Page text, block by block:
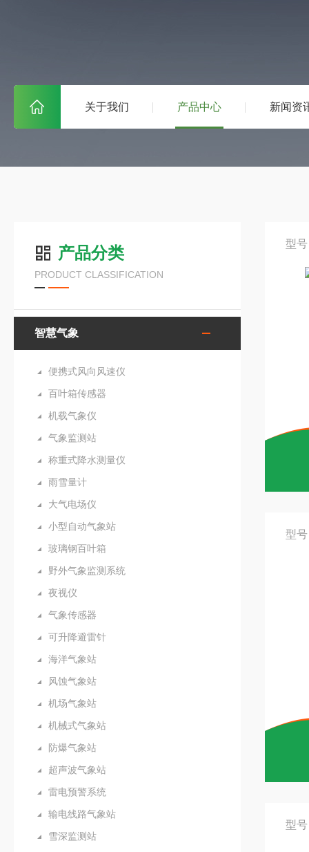
关于我们 产品中心 新闻资
产品分类
PRODUCT CLASSIFICATION
智慧气象
便携式风向风速仪
百叶箱传感器
机载气象仪
气象监测站
称重式降水测量仪
雨雪量计
大气电场仪
小型自动气象站
玻璃钢百叶箱
野外气象监测系统
夜视仪
气象传感器
可升降避雷针
海洋气象站
风蚀气象站
机场气象站
机械式气象站
防爆气象站
超声波气象站
雷电预警系统
输电线路气象站
雪深监测站
型
型
型